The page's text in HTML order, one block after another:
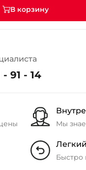
В корзину
- 91 - 14
Мы
Быстро